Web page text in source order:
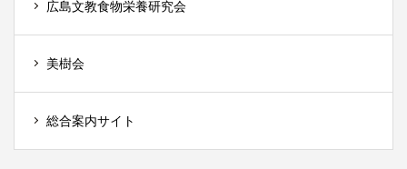
広島文教食物栄養研究会
美樹会
総合案内サイト